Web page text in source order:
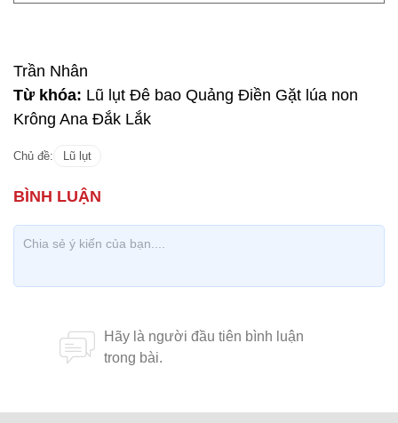
Trần Nhân
Từ khóa: Lũ lụt Đê bao Quảng Điền Gặt lúa non
Krông Ana Đắk Lắk
Chủ đề: Lũ lụt